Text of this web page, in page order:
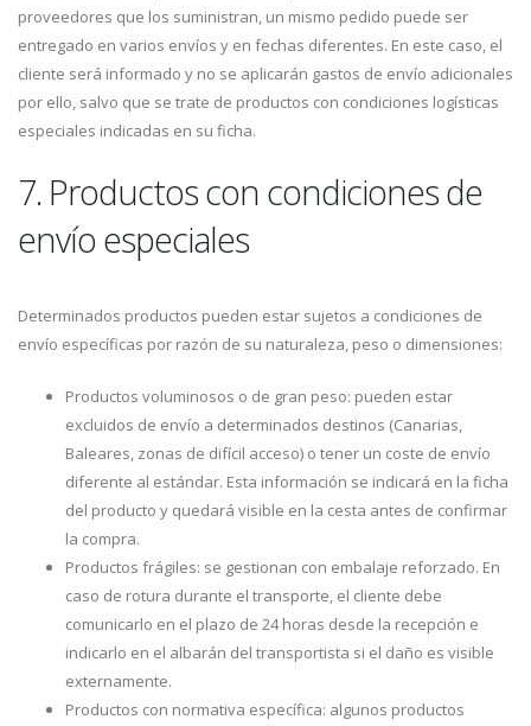
proveedores que los suministran, un mismo pedido puede ser
entregado en varios envíos y en fechas diferentes. En este caso, el
cliente será informado y no se aplicarán gastos de envío adicionales
por ello, salvo que se trate de productos con condiciones logísticas
especiales indicadas en su ficha.
7. Productos con condiciones de
envío especiales
Determinados productos pueden estar sujetos a condiciones de
envío específicas por razón de su naturaleza, peso o dimensiones:
Productos voluminosos o de gran peso: pueden estar
excluidos de envío a determinados destinos (Canarias,
Baleares, zonas de difícil acceso) o tener un coste de envío
diferente al estándar. Esta información se indicará en la ficha
del producto y quedará visible en la cesta antes de confirmar
la compra.
Productos frágiles: se gestionan con embalaje reforzado. En
caso de rotura durante el transporte, el cliente debe
comunicarlo en el plazo de 24 horas desde la recepción e
indicarlo en el albarán del transportista si el daño es visible
externamente.
Productos con normativa específica: algunos productos